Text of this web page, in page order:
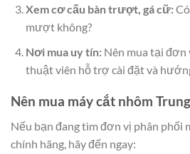
Xem cơ cấu bàn trượt, gá cữ:Có
mượt không?
Nơi mua uy tín:Nên mua tại đơn
thuật viên hỗ trợ cài đặt và
Nên mua máy cắt nhôm
Nếu bạn đang tìm đơn vị phân phối
chính hãng, hãy đến ngay: